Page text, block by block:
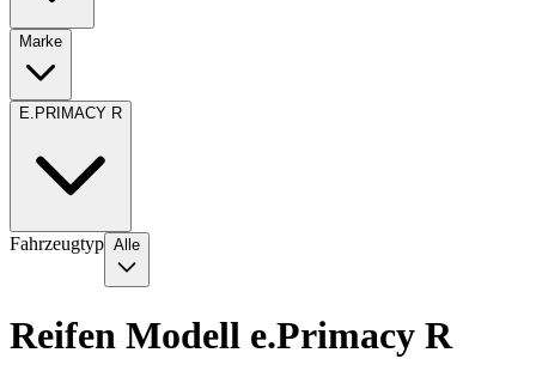
Marke
E.PRIMACY R
Fahrzeugtyp Alle
Reifen Modell e.Primacy R